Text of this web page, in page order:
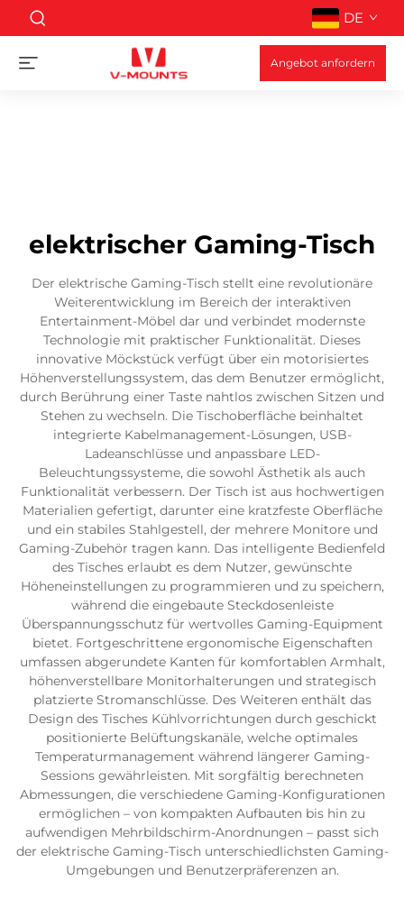
DE
Angebot anfordern
elektrischer Gaming-Tisch
Der elektrische Gaming-Tisch stellt eine revolutionäre
Weiterentwicklung im Bereich der interaktiven
Entertainment-Möbel dar und verbindet modernste
Technologie mit praktischer Funktionalität. Dieses
innovative Möckstück verfügt über ein motorisiertes
Höhenverstellungssystem, das dem Benutzer ermöglicht,
durch Berührung einer Taste nahtlos zwischen Sitzen und
Stehen zu wechseln. Die Tischoberfläche beinhaltet
integrierte Kabelmanagement-Lösungen, USB-
Ladeanschlüsse und anpassbare LED-
Beleuchtungssysteme, die sowohl Ästhetik als auch
Funktionalität verbessern. Der Tisch ist aus hochwertigen
Materialien gefertigt, darunter eine kratzfeste Oberfläche
und ein stabiles Stahlgestell, der mehrere Monitore und
Gaming-Zubehör tragen kann. Das intelligente Bedienfeld
des Tisches erlaubt es dem Nutzer, gewünschte
Höheneinstellungen zu programmieren und zu speichern,
während die eingebaute Steckdosenleiste
Überspannungsschutz für wertvolles Gaming-Equipment
bietet. Fortgeschrittene ergonomische Eigenschaften
umfassen abgerundete Kanten für komfortablen Armhalt,
höhenverstellbare Monitorhalterungen und strategisch
platzierte Stromanschlüsse. Des Weiteren enthält das
Design des Tisches Kühlvorrichtungen durch geschickt
positionierte Belüftungskanäle, welche optimales
Temperaturmanagement während längerer Gaming-
Sessions gewährleisten. Mit sorgfältig berechneten
Abmessungen, die verschiedene Gaming-Konfigurationen
ermöglichen – von kompakten Aufbauten bis hin zu
aufwendigen Mehrbildschirm-Anordnungen – passt sich
der elektrische Gaming-Tisch unterschiedlichsten Gaming-
Umgebungen und Benutzerpräferenzen an.